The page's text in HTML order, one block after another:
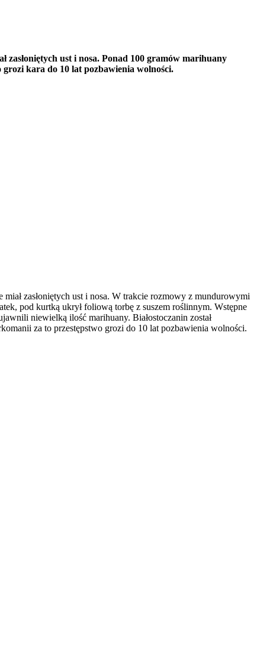
zasłoniętych ust i nosa. Ponad 100 gramów marihuany
grozi kara do 10 lat pozbawienia wolności.
zasłoniętych ust i nosa. W trakcie rozmowy z mundurowymi
pod kurtką ukrył foliową torbę z suszem roślinnym. Wstępne
niewielką ilość marihuany. Białostoczanin został
za to przestępstwo grozi do 10 lat pozbawienia wolności.